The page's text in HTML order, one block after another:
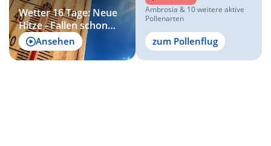
Wetter 16 Tage: Neue
Hitze - Fallen schon
wieder die 40 Grad?
Ansehen
Ambrosia & 10 weitere aktive
Pollenarten
zum Pollenflug